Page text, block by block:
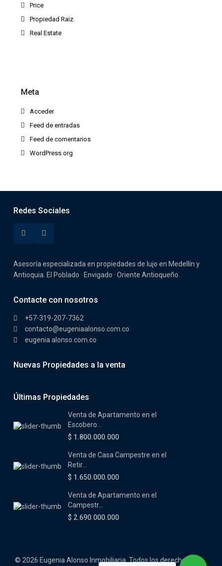
Price
Propiedad Raiz
Real Estate
Meta
Acceder
Feed de entradas
Feed de comentarios
WordPress.org
Redes Sociales
Asesoría especializada en propiedades de lujo en Medellín y
Antioquia. El Poblado · Envigado · Oriente Antioqueño.
Contacte con nosotros
+57-319-207-7362
contacto@eugeniaalonso.com.co
eugenia alonso.com.co
Nuevas Propiedades a la venta
Últimas Propiedades
Venta de Apartamento en el
Escobero...
$ 1.800.000.000
Venta de Casa Campestre en el
Retir...
$ 1.650.000.000
Venta de Apartamento en el
Campestr...
$ 2.690.000.000
© 2026 Eugenia Alonso Inmobiliaria. Todos los derechos